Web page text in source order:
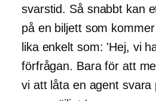
svarstid. Så snabbt kan
på en biljett som
lika enkelt som: 'Hej, vi
förfrågan. Bara för att
vi att låta en agent